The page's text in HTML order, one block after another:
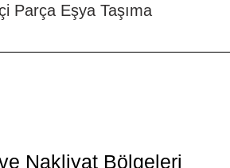
Parça Eşya Taşıma
Nakliyat Bölgeleri